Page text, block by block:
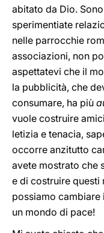
abitato da Dio.
sperimentiate
nelle parrocchie
associazioni, non
aspettatevi che il
la pubblicità, che
consumare, ha più
vuole costruire
letizia e tenacia,
occorre anzitutto
avete mostrato che
e di costruire
possiamo
un mondo di pace!